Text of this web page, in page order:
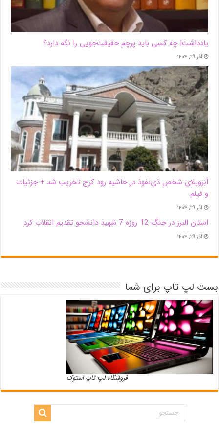
یادداشت| ‌چه کسی باید پرچم حقیقت‌جویی را نگه دارد؟
آذر ۲۹, ۱۴۰۴
اَبَر‌ویلای شخص ذی‌نفوذ در حاشیه‌ رود کرج تخریب شد + جزئیات
و فیلم
آذر ۲۹, ۱۴۰۴
استان البرز در جنگ 12 روزه 7 شهید دانشجو تقدیم انقلاب کرد
آذر ۲۹, ۱۴۰۴
بست لپ تاپ برای شما
فروشگاه لپ تاپ استوک